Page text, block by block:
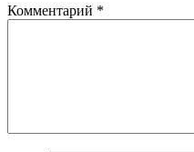
Комментарий *